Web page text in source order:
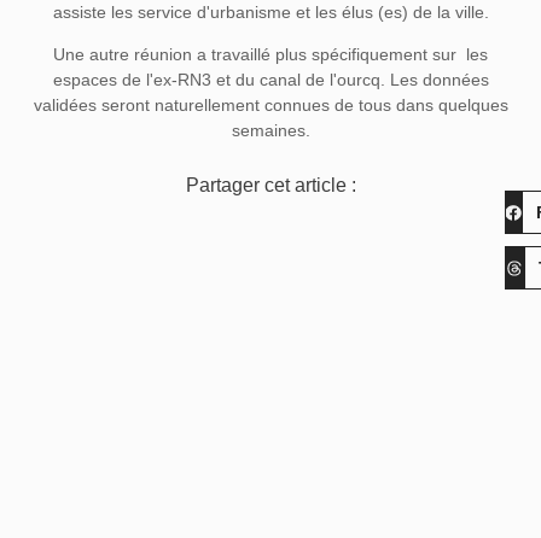
assiste les service d'urbanisme et les élus (es) de la ville.
Une autre réunion a travaillé plus spécifiquement sur les
espaces de l'ex-RN3 et du canal de l'ourcq. Les données
validées seront naturellement connues de tous dans quelques
semaines.
Partager cet article :